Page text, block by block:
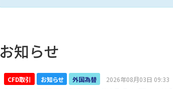
お知らせ
CFD取引 お知らせ 外国為替 2026年08月03日 09:33